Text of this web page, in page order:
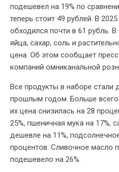
подешевел на 19% по
теперь стоит 49 рублей. В
обходился почти в 61 рубль.
яйца, сахар, соль и
цена. Об этом сообщает
компаний омниканальной
Все продукты в наборе
прошлым годом. Больше
их цена снизилась на 28
25%, пшеничная мука на 17%,
дешевле на 11%,
процентов. Сливочное масло
подешевело на 26%.